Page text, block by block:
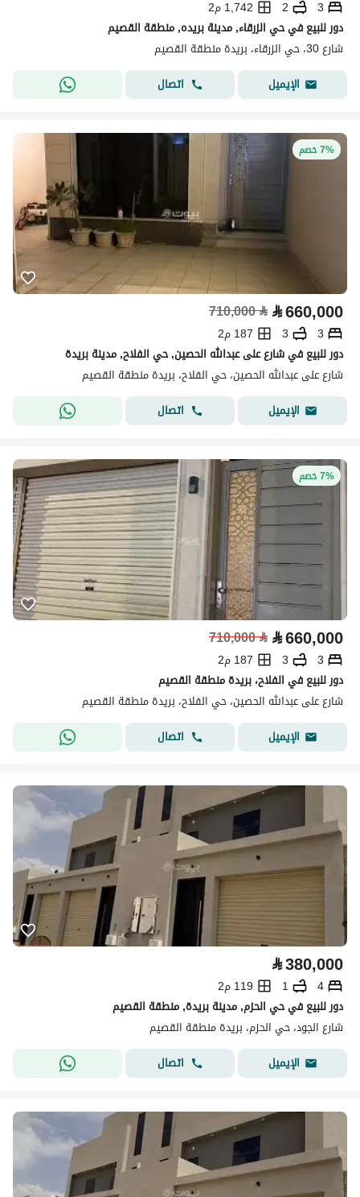
3
2
1,742 م2
دور للبيع في حي الزرقاء, مدينة بريده, منطقة القصيم
شارع 30، حي الزرقاء، بريدة منطقة القصيم
الإيميل
اتصال
7% خصم
⃁660,000
⃁
710,000
3
3
187 م2
دور للبيع في شارع على عبدالله الحصين, حي الفلاح, مدينة بريدة
شارع على عبدالله الحصين، حي الفلاح، بريدة منطقة القصيم
الإيميل
اتصال
7% خصم
⃁660,000
⃁
710,000
3
3
187 م2
دور للبيع في الفلاح، بريدة منطقة القصيم
شارع على عبدالله الحصين، حي الفلاح، بريدة منطقة القصيم
الإيميل
اتصال
⃁380,000
4
1
119 م2
دور للبيع في حي الحزم, مدينة بريدة, منطقة القصيم
شارع الجود، حي الحزم، بريدة منطقة القصيم
الإيميل
اتصال